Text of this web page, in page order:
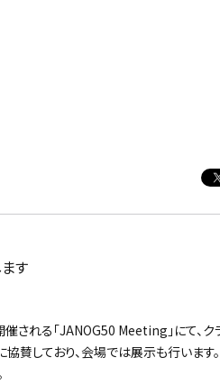
す
される「JANOG50 Meeting」にて、ク
協賛しており、会場では展示も行いま